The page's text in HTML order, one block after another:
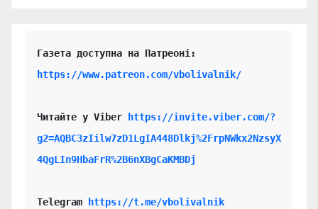
https://www.patreon.com/vbolivalnik/
Читайте у Viber
https://invite.viber.com/?
g2=AQBC3zIilw7zD1LgIA448Dlkj%2FrpNWkx2NzsyX
4QgLIn9HbaFrR%2B6nXBgCaKMBDj
Telegram https://t.me/vbolivalnik